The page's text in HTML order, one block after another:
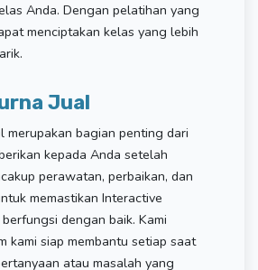
Anda. Dengan pelatihan yang
menciptakan kelas yang lebih
Jual
merupakan bagian penting dari
kepada Anda setelah
perawatan, perbaikan, dan
memastikan Interactive
dengan baik. Kami
kami siap membantu setiap saat
atau masalah yang